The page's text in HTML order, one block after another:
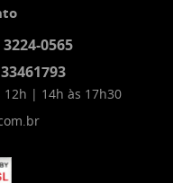
0565
12h | 14h às 17h30